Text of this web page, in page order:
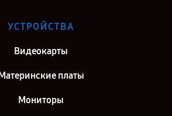
в г. Екатеринбург
AMD Radeon RX 7900 XTX GAMING OC
AMD Radeon RX 7900 XTX GAMING OC
в г. Воронеж
УСТРОЙСТВА
Видеокарты
платы
Мониторы